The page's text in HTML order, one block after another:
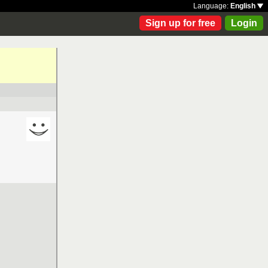
Language: English
Sign up for free Login